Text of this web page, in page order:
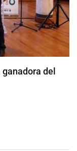
ganadora del